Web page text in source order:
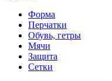
Форма
Перчатки
Обувь, гетры
Мячи
Защита
Сетки